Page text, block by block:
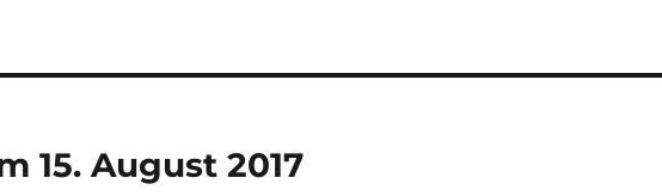
15. August 2017